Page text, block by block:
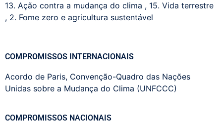
13. Ação contra a mudança do clima , 15. Vida terrestre
, 2. Fome zero e agricultura sustentável
COMPROMISSOS INTERNACIONAIS
Acordo de Paris, Convenção-Quadro das Nações
Unidas sobre a Mudança do Clima (UNFCCC)
COMPROMISSOS NACIONAIS